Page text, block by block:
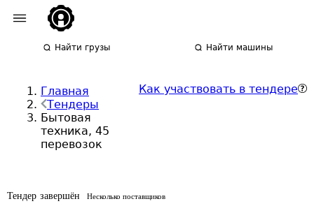
Найти грузы Найти машины
Главная
Тендеры
Бытовая
техника, 45
перевозок
Как участвовать в тендере
Тендер завершён Несколько поставщиков